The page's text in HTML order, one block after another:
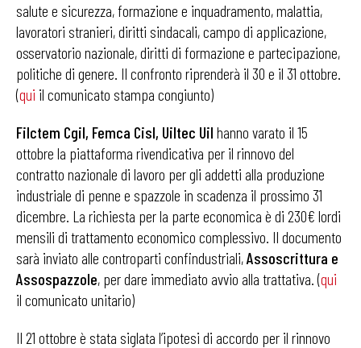
salute e sicurezza, formazione e inquadramento, malattia,
lavoratori stranieri, diritti sindacali, campo di applicazione,
osservatorio nazionale, diritti di formazione e partecipazione,
politiche di genere. Il confronto riprenderà il 30 e il 31 ottobre.
(qui il comunicato stampa congiunto)
Filctem Cgil, Femca Cisl, Uiltec Uil hanno varato il 15
ottobre la piattaforma rivendicativa per il rinnovo del
contratto nazionale di lavoro per gli addetti alla produzione
industriale di penne e spazzole in scadenza il prossimo 31
dicembre. La richiesta per la parte economica è di 230€ lordi
mensili di trattamento economico complessivo. Il documento
sarà inviato alle controparti confindustriali,Assoscrittura e
Assospazzole, per dare immediato avvio alla trattativa. (qui
il comunicato unitario)
Il 21 ottobre è stata siglata l’ipotesi di accordo per il rinnovo